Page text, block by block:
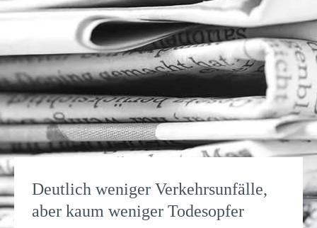
Deutlich weniger Verkehrsunfälle,
aber kaum weniger Todesopfer